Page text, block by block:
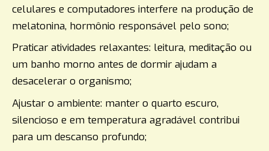
celulares e computadores interfere na produção de
melatonina, hormônio responsável pelo sono;
Praticar atividades relaxantes: leitura, meditação ou
um banho morno antes de dormir ajudam a
desacelerar o organismo;
Ajustar o ambiente: manter o quarto escuro,
silencioso e em temperatura agradável contribui
para um descanso profundo;